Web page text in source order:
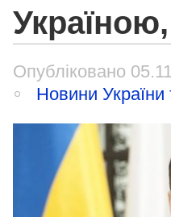
Опубліковано
Новини України